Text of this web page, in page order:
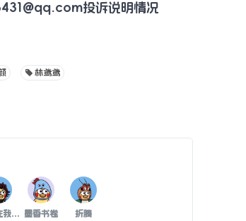
投诉说明情况
林鸢鸢
听迩在我身下喘息呻吟 墨香书卷 折腾